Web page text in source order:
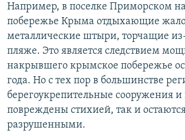
Например, в поселке Приморском
побережье Крыма отдыхающие
металлические штыри, торчащие
пляже. Это является следствием
накрывшего крымское побережье
года. Но с тех пор в большинстве
берегоукрепительные сооружения
повреждены стихией, так и
разрушенными.